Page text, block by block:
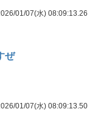
01/07(水) 08:09:13.26
ぜ
01/07(水) 08:09:13.50